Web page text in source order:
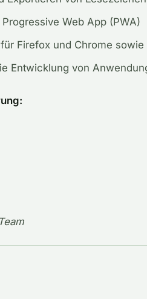
Progressive Web App (PWA)
für Firefox und Chrome sowie
Entwicklung von